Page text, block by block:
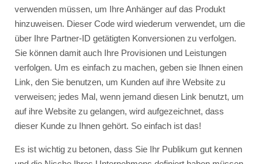
verwenden müssen, um Ihre Anhänger auf das Produkt
hinzuweisen. Dieser Code wird wiederum verwendet, um die
über Ihre Partner-ID getätigten Konversionen zu verfolgen.
Sie können damit auch Ihre Provisionen und Leistungen
verfolgen. Um es einfach zu machen, geben sie Ihnen einen
Link, den Sie benutzen, um Kunden auf ihre Website zu
verweisen; jedes Mal, wenn jemand diesen Link benutzt, um
auf ihre Website zu gelangen, wird aufgezeichnet, dass
dieser Kunde zu Ihnen gehört. So einfach ist das!
Es ist wichtig zu betonen, dass Sie Ihr Publikum gut kennen